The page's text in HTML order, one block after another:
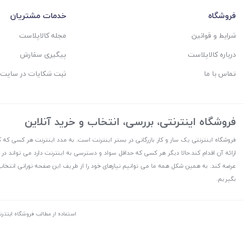
فروشگاه
شرایط و قوانین
درباره کالاپلاست
تماس با ما
خدمات مشتریان
مجله کالاپلاست
پیگیری سفارش
ثبت شکایات در سایت
فروشگاه اینترنتی، بررسی، انتخاب و خرید آنلاین
فروشگاه اینترنتی یک ساز و کار بازرگانی در بستر اینترنت است. به مدد اینترنت هر کسی
ارائه آن اقدام کند.حالا دیگر هر کسی که حداقل سواد و دسترسی به اینترنت دارد می
عرضه کند. به همین شکل همه ما می توانیم نیازهای خود را از طریف این صفحه نورانی
بگیریم.
استفاده از مطالب فروشگاه